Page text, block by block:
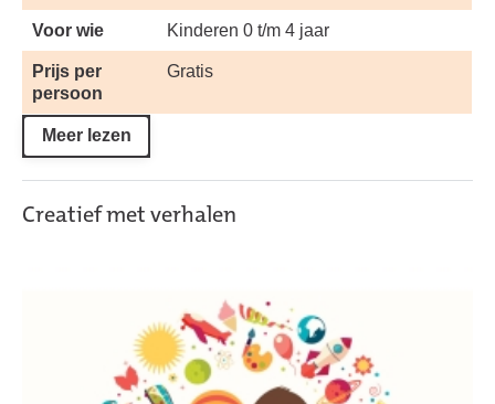
Voor wie Kinderen 0 t/m 4 jaar
Prijs per
persoon
Gratis
Meer lezen
Creatief met verhalen